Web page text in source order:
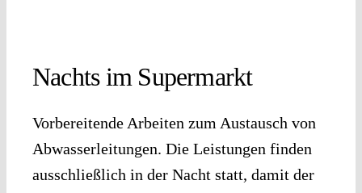
Nachts im Supermarkt
Vorbereitende Arbeiten zum Austausch von
Abwasserleitungen. Die Leistungen finden
ausschließlich in der Nacht statt, damit der